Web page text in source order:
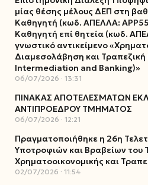
μίας θέσης μέλους ΔΕΠ στη
Καθηγητή (κωδ. ΑΠΕΛΛΑ:
Καθηγητή επί θητεία (κωδ.
γνωστικό αντικείμενο
Διαμεσολάβηση και
Intermediation and Banking)»
06/07/2026 13:31
ΠΙΝΑΚΑΣ ΑΠΟΤΕΛΕΣΜΑΤΩΝ
ΑΝΤΙΠΡΟΕΔΡΟΥ ΤΜΗΜΑΤΟΣ
06/07/2026 12:21
Πραγματοποιήθηκε η 26η
Υποτροφιών και Βραβείων του
Χρηματοοικονομικής και
02/07/2026 11:54